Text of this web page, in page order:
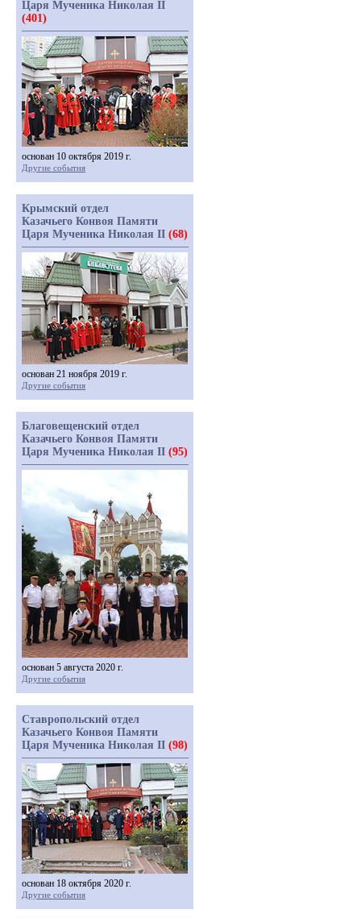
Царя Мученика Николая II
(401)
основан 10 октября 2019 г.
Другие события
Крымский отдел
Казачьего Конвоя Памяти
Царя Мученика Николая II (68)
основан 21 ноября 2019 г.
Другие события
Благовещенский отдел
Казачьего Конвоя Памяти
Царя Мученика Николая II (95)
основан 5 августа 2020 г.
Другие события
Ставропольский отдел
Казачьего Конвоя Памяти
Царя Мученика Николая II (98)
основан 18 октября 2020 г.
Другие события